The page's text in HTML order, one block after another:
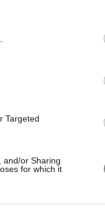
Targeted
and/or Sharing
for which it